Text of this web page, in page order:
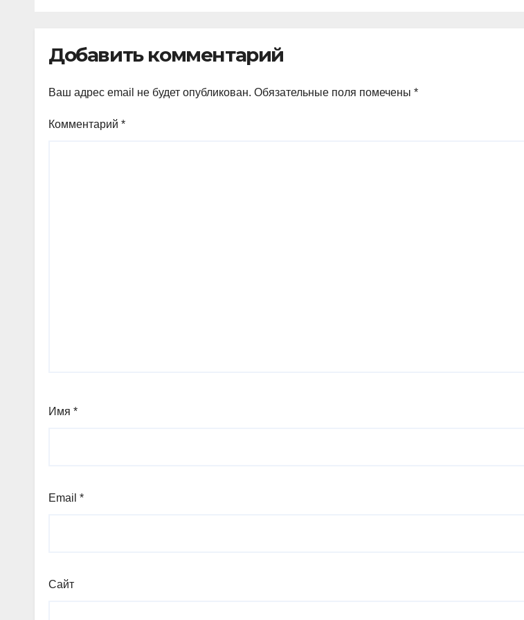
Добавить комментарий
Ваш адрес email не будет опубликован. Обязательные поля помечены *
Комментарий *
Имя *
Email *
Сайт